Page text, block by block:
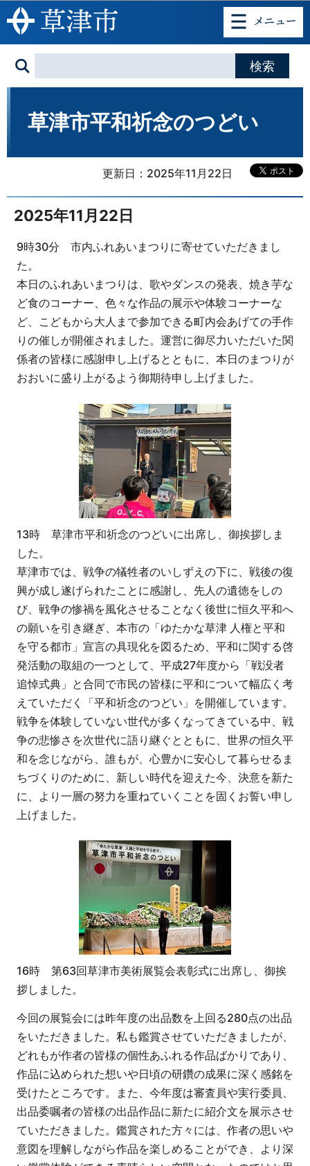
このページの本文へ移動
草津市平和祈念のつどい
更新日：2025年11月22日
2025年11月22日
9時30分 市内ふれあいまつりに寄せていただきまし
た。
本日のふれあいまつりは、歌やダンスの発表、焼き芋な
ど食のコーナー、色々な作品の展示や体験コーナーな
ど、こどもから大人まで参加できる町内会あげての手作
りの催しが開催されました。運営に御尽力いただいた関
係者の皆様に感謝申し上げるとともに、本日のまつりが
おおいに盛り上がるよう御期待申し上げました。
13時 草津市平和祈念のつどいに出席し、御挨拶しま
した。
草津市では、戦争の犠牲者のいしずえの下に、戦後の復
興が成し遂げられたことに感謝し、先人の遺徳をしの
び、戦争の惨禍を風化させることなく後世に恒久平和へ
の願いを引き継ぎ、本市の「ゆたかな草津 人権と平和
を守る都市」宣言の具現化を図るため、平和に関する啓
発活動の取組の一つとして、平成27年度から「戦没者
追悼式典」と合同で市民の皆様に平和について幅広く考
えていただく「平和祈念のつどい」を開催しています。
戦争を体験していない世代が多くなってきている中、戦
争の悲惨さを次世代に語り継ぐとともに、世界の恒久平
和を念じながら、誰もが、心豊かに安心して暮らせるま
ちづくりのために、新しい時代を迎えた今、決意を新た
に、より一層の努力を重ねていくことを固くお誓い申し
上げました。
16時 第63回草津市美術展覧会表彰式に出席し、御挨
拶しました。
今回の展覧会には昨年度の出品数を上回る280点の出品
をいただきました。私も鑑賞させていただきましたが、
どれもが作者の皆様の個性あふれる作品ばかりであり、
作品に込められた想いや日頃の研鑽の成果に深く感銘を
受けたところです。また、今年度は審査員や実行委員、
出品委嘱者の皆様の出品作品に新たに紹介文を展示させ
ていただきました。鑑賞された方々には、作者の思いや
意図を理解しながら作品を楽しめることができ、より深